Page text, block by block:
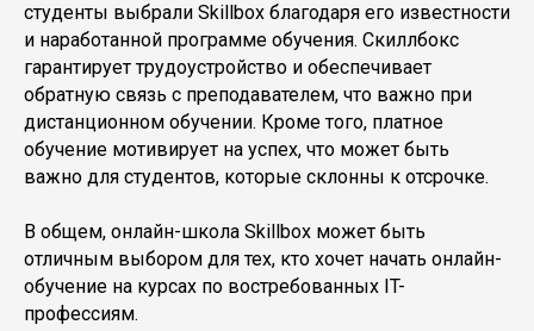
студенты выбрали Skillbox благодаря его известности
и наработанной программе обучения. Скиллбокс
гарантирует трудоустройство и обеспечивает
обратную связь с преподавателем, что важно при
дистанционном обучении. Кроме того, платное
обучение мотивирует на успех, что может быть
важно для студентов, которые склонны к отсрочке.
В общем, онлайн-школа Skillbox может быть
отличным выбором для тех, кто хочет начать онлайн-
обучение на курсах по востребованных IT-
профессиям.